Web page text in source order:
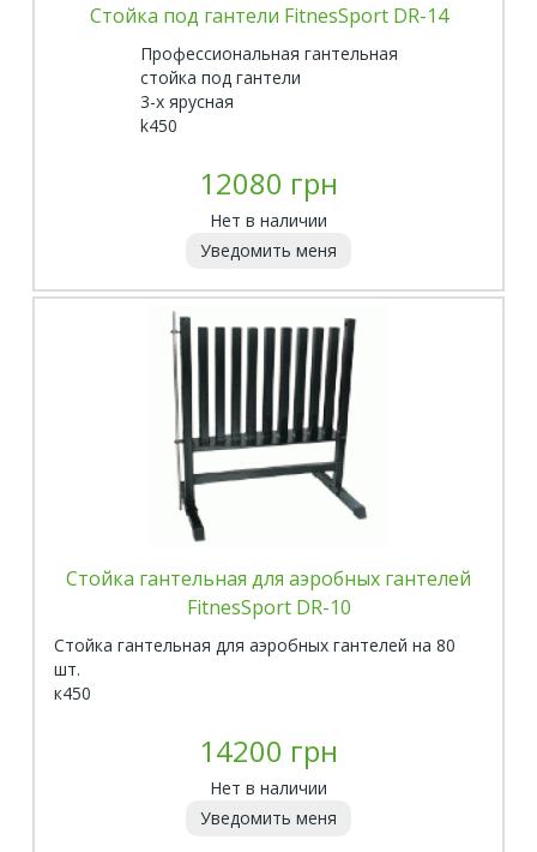
Стойка под гантели FitnesSport DR-14
Профессиональная гантельная
стойка под гантели
3-х ярусная
k450
12080 грн
Нет в наличии
Уведомить меня
Стойка гантельная для аэробных гантелей
FitnesSport DR-10
Стойка гантельная для аэробных гантелей на 80
шт.
к450
14200 грн
Нет в наличии
Уведомить меня